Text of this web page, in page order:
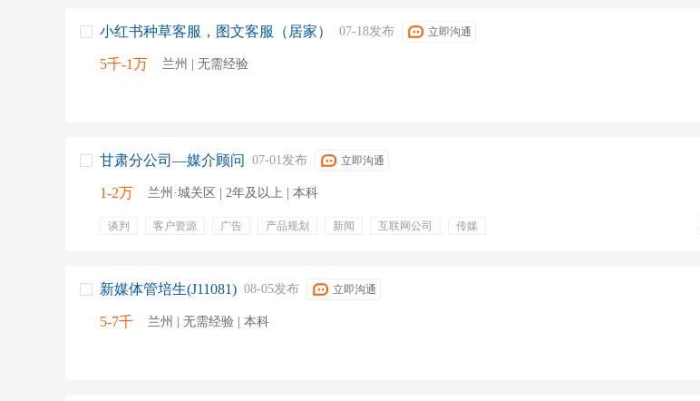
小红书种草客服，图文客服（居家） 07-18发布 立即沟通
5千-1万 兰州 | 无需经验
甘肃分公司—媒介顾问 07-01发布 立即沟通
1-2万 兰州·城关区 | 2年及以上 | 本科
谈判 客户资源 广告 产品规划 新闻 互联网公司
传媒
新媒体管培生(J11081) 08-05发布 立即沟通
5-7千 兰州 | 无需经验 | 本科